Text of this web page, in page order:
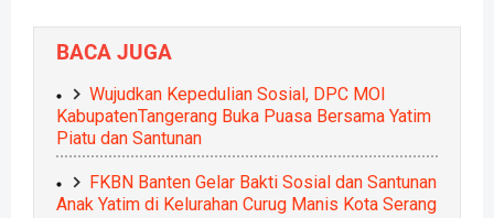
BACA JUGA
Wujudkan Kepedulian Sosial, DPC MOI
KabupatenTangerang Buka Puasa Bersama Yatim
Piatu dan Santunan
FKBN Banten Gelar Bakti Sosial dan Santunan
Anak Yatim di Kelurahan Curug Manis Kota Serang